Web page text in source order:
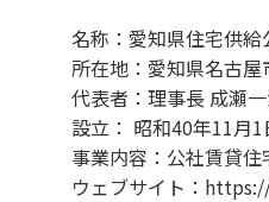
名称：愛知県住宅供給
所在地：愛知県名古
代表者：理事長 成瀬
設立： 昭和40年11月1
事業内容：公社賃貸
ウェブサイト：